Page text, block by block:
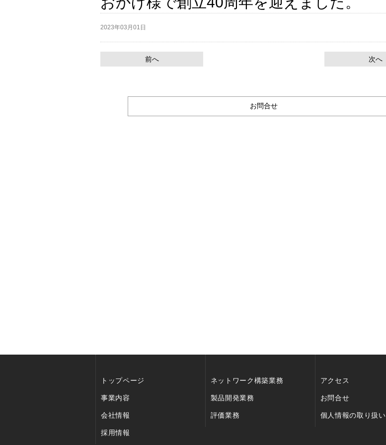
2023年03月01日
前へ 次へ
お問合せ
トップページ
事業内容
会社情報
採用情報
ネットワーク構築業務
製品開発業務
評価業務
アクセス
お問合せ
個人情報の取り扱い